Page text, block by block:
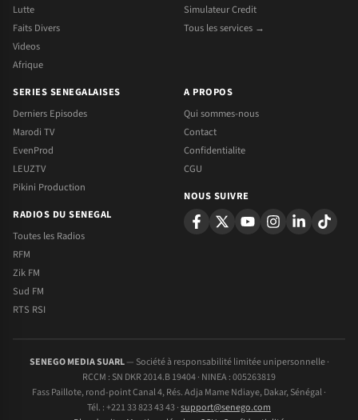
Lutte
Faits Divers
Videos
Afrique
Simulateur Credit
Tous les services →
SERIES SENEGALAISES
Derniers Episodes
Marodi TV
EvenProd
LEUZTV
Pikini Production
RADIOS DU SENEGAL
Toutes les Radios
RFM
Zik FM
Sud FM
RTS RSI
A PROPOS
Qui sommes-nous
Contact
Confidentialite
CGU
NOUS SUIVRE
SENEGO MEDIA SUARL— Société à responsabilité limitée unipersonnelle ·
RCCM : SN DKR 2014.B 19404 · NINEA : 005263819
Fass Paillote, rond-point Canal 4, Rés. Adja Mame Ndiaye, Dakar, Sénégal ·
Tél. : +221 33 823 43 43 ·support@senego.com